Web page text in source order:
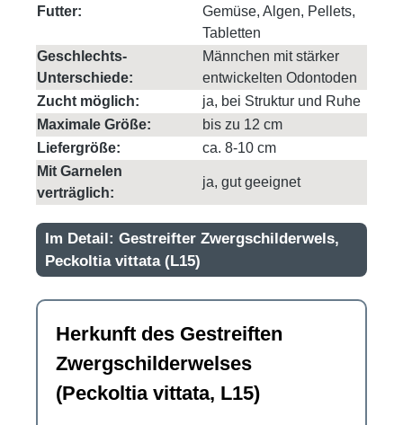
Futter:
Gemüse, Algen, Pellets,
Tabletten
Geschlechts-
Unterschiede:
Männchen mit stärker
entwickelten Odontoden
Zucht möglich:
ja, bei Struktur und Ruhe
Maximale Größe:
bis zu 12 cm
Liefergröße:
ca. 8-10 cm
Mit Garnelen
verträglich:
ja, gut geeignet
Im Detail: Gestreifter Zwergschilderwels,
Peckoltia vittata (L15)
Herkunft des Gestreiften
Zwergschilderwelses
(Peckoltia vittata, L15)